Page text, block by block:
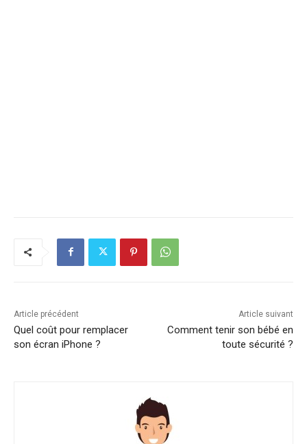
Article précédent
Quel coût pour remplacer
son écran iPhone ?
Article suivant
Comment tenir son bébé en
toute sécurité ?